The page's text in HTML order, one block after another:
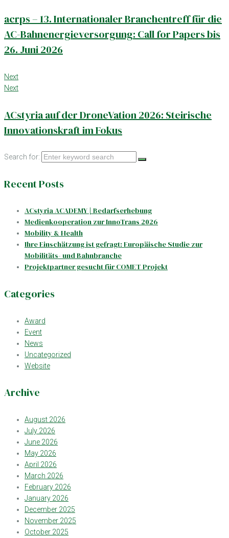
acrps – 13. Internationaler Branchentreff für die
AC-Bahnenergieversorgung: Call for Papers bis
26. Juni 2026
Next
Next
ACstyria auf der DroneVation 2026: Steirische
Innovationskraft im Fokus
Search for:
Recent Posts
ACstyria ACADEMY | Bedarfserhebung
Medienkooperation zur InnoTrans 2026
Mobility & Health
Ihre Einschätzung ist gefragt: Europäische Studie zur
Mobilitäts- und Bahnbranche
Projektpartner gesucht für COMET Projekt
Categories
Award
Event
News
Uncategorized
Website
Archive
August 2026
July 2026
June 2026
May 2026
April 2026
March 2026
February 2026
January 2026
December 2025
November 2025
October 2025